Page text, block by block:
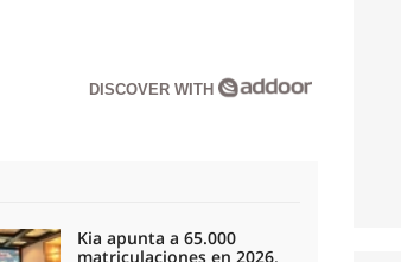
DISCOVER WITH
Kia apunta a 65.000
matriculaciones en 2026,